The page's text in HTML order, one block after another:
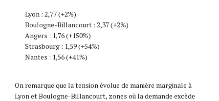
Lyon : 2,77 (+2%)
Boulogne-Billancourt : 2,37 (+2%)
Angers : 1,76 (+150%)
Strasbourg : 1,59 (+54%)
Nantes : 1,56 (+41%)
On remarque que la tension évolue de manière marginale à
Lyon et Boulogne-Billancourt, zones où la demande excède